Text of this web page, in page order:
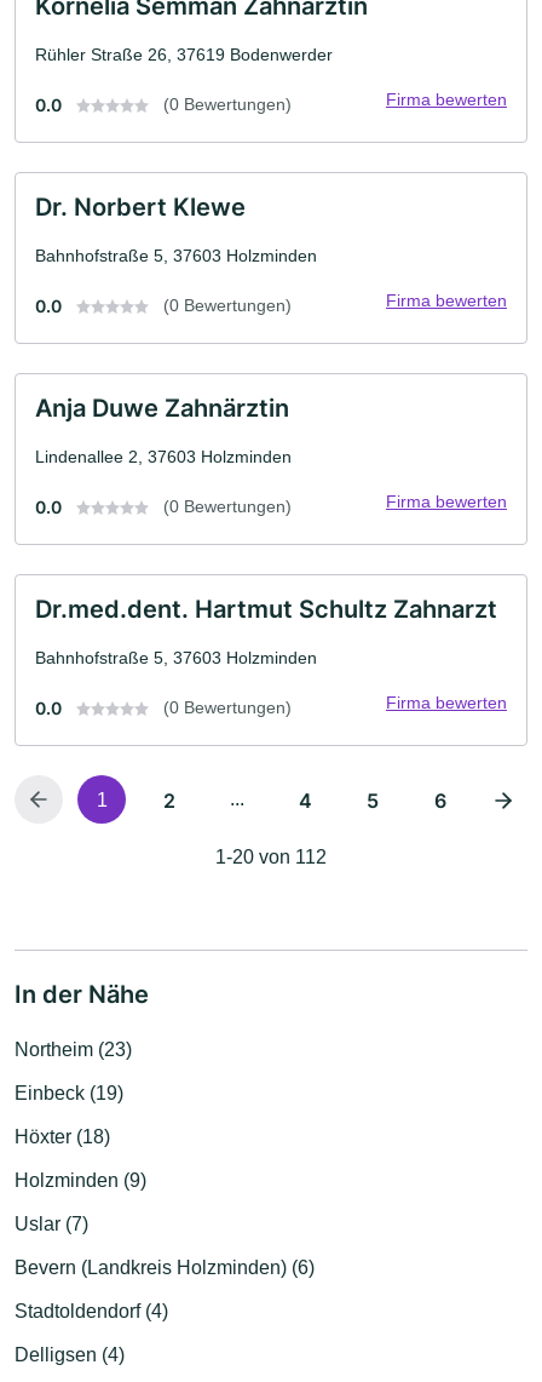
Rühler Straße 26, 37619 Bodenwerder
0.0 (0 Bewertungen) Firma bewerten
Dr. Norbert Klewe
Bahnhofstraße 5, 37603 Holzminden
0.0 (0 Bewertungen) Firma bewerten
Anja Duwe Zahnärztin
Lindenallee 2, 37603 Holzminden
0.0 (0 Bewertungen) Firma bewerten
Dr.med.dent. Hartmut Schultz Zahnarzt
Bahnhofstraße 5, 37603 Holzminden
0.0 (0 Bewertungen) Firma bewerten
1 2 ... 4 5 6
1-20 von 112
In der Nähe
Northeim (23)
Einbeck (19)
Höxter (18)
Holzminden (9)
Uslar (7)
Bevern (Landkreis Holzminden) (6)
Stadtoldendorf (4)
Delligsen (4)